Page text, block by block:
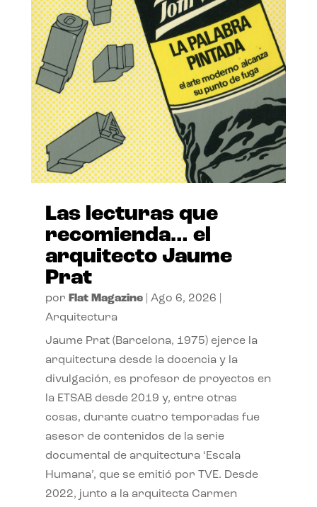
Las lecturas que
recomienda… el
arquitecto Jaume
Prat
por Flat Magazine| Ago 6, 2026
Arquitectura
Jaume Prat (Barcelona, 1975) ejerce la
arquitectura desde la docencia y la
divulgación, es profesor de proyectos en
la ETSAB desde 2019 y, entre otras
cosas, durante cuatro temporadas fue
asesor de contenidos de la serie
documental de arquitectura ‘Escala
Humana’, que se emitió por TVE. Desde
2022, junto a la arquitecta Carmen